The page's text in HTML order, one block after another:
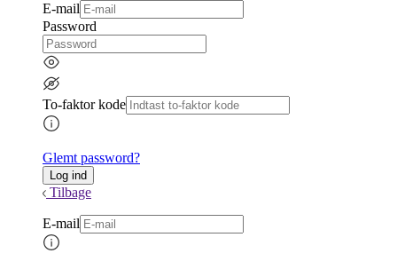
E-mail
Password
To-faktor kode
Glemt password?
Tilbage
E-mail